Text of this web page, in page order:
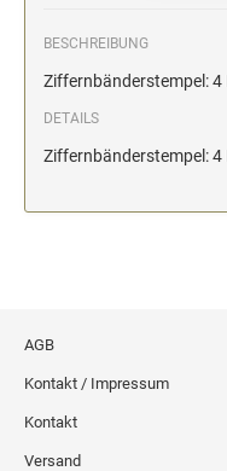
BESCHREIBUNG
Ziffernbänderstempel:
DETAILS
Ziffernbänderstempel:
AGB
Kontakt / Impressum
Kontakt
Versand